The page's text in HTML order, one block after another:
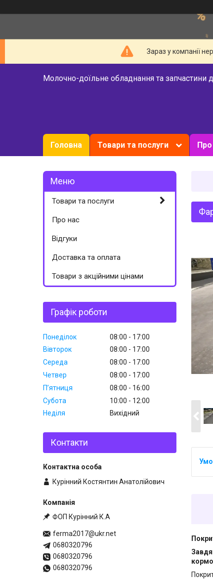
Зараз у компанії
Молочно-доїльне обладнання та запчастини
Головна Товари та послуги
Товари та послуги
Про нас
Відгуки
Доставка та оплата
Товари з акційними цінами
Графік роботи
Понеділок 08:00
17:00
Вівторок
08:00
17:00
Середа
08:00
17:00
Четвер
08:00
17:00
Пʼятниця
08:00
16:00
Субота
10:00
12:00
Неділя
Вихідний
Контакти
Курінний Костянтин Анатолійович
ФОП Курінний К.А
ferma2017@ukr.net
0680320796
0680320796
0680320796